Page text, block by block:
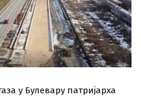
у Булевару патријарха